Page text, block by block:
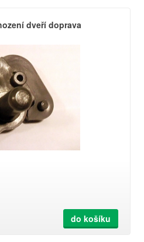
dveří doprava
do košíku